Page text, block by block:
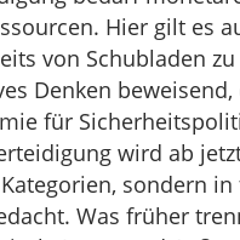
Hier gilt es
von Schubladen
Denken beweisend,
für
wird ab
sondern
Was früher